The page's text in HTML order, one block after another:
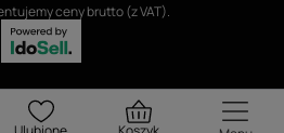
ceny brutto (z VAT).